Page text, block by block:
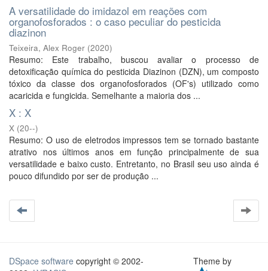
A versatilidade do imidazol em reações com
organofosforados : o caso peculiar do pesticida
diazinon
Teixeira, Alex Roger (2020)
Resumo: Este trabalho, buscou avaliar o processo de
detoxificação química do pesticida Diazinon (DZN), um composto
tóxico da classe dos organofosforados (OF's) utilizado como
acaricida e fungicida. Semelhante a maioria dos ...
X : X
X (20--)
Resumo: O uso de eletrodos impressos tem se tornado bastante
atrativo nos últimos anos em função principalmente de sua
versatilidade e baixo custo. Entretanto, no Brasil seu uso ainda é
pouco difundido por ser de produção ...
DSpace software copyright © 2002-
Theme by